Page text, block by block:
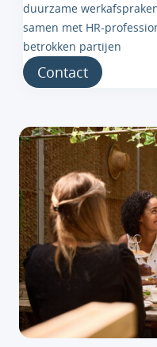
duurzame
samen met HR-
betrokken partijen
Contact